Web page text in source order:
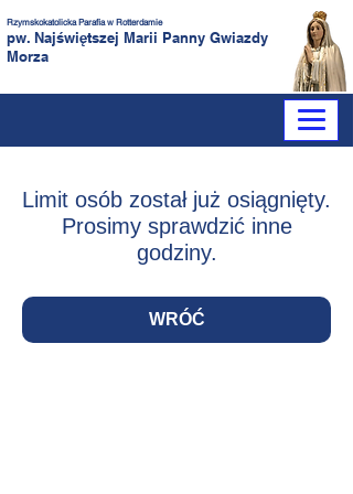
Rzymskokatolicka Parafiaw Rotterdamie
pw. Najświętszej Marii Panny Gwiazdy
Morza
Limit osób został już osiągnięty.
Prosimy sprawdzić inne
godziny.
WRÓĆ